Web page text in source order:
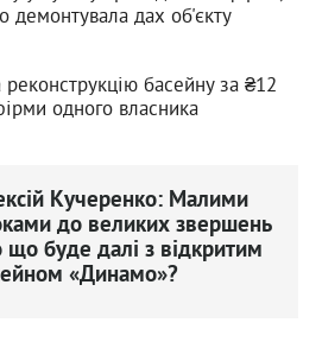
демонтувала дах об'єкту
реконструкцію басейну за ₴12
одного власника
Кучеренко: Малими
до великих звершень
що буде далі з відкритим
«Динамо»?